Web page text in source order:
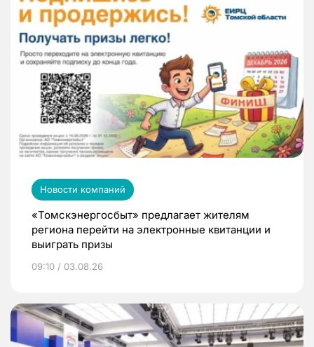
Новости компаний
«Томскэнергосбыт» предлагает жителям
региона перейти на электронные квитанции и
выиграть призы
09:10 / 03.08.26